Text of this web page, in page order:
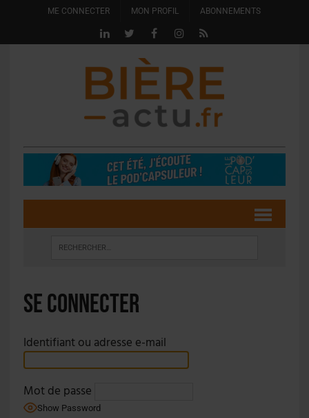
ME CONNECTER MON PROFIL ABONNEMENTS
Se connecter
Identifiant ou adresse e-mail
Mot de passe
Show Password